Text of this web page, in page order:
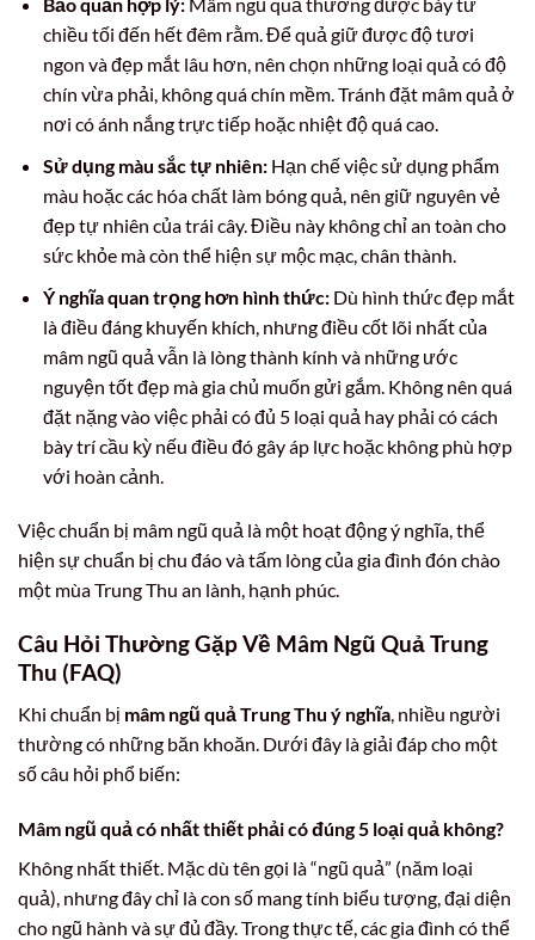
Bảo quản hợp lý:Mâm ngũ quả thường được bày từ
chiều tối đến hết đêm rằm. Để quả giữ được độ tươi
ngon và đẹp mắt lâu hơn, nên chọn những loại quả có độ
chín vừa phải, không quá chín mềm. Tránh đặt mâm quả ở
nơi có ánh nắng trực tiếp hoặc nhiệt độ quá cao.
Sử dụng màu sắc tự nhiên:Hạn chế việc sử dụng phẩm
màu hoặc các hóa chất làm bóng quả, nên giữ nguyên vẻ
đẹp tự nhiên của trái cây. Điều này không chỉ an toàn cho
sức khỏe mà còn thể hiện sự mộc mạc, chân thành.
Ý nghĩa quan trọng hơn hình thức:Dù hình thức đẹp mắt
là điều đáng khuyến khích, nhưng điều cốt lõi nhất của
mâm ngũ quả vẫn là lòng thành kính và những ước
nguyện tốt đẹp mà gia chủ muốn gửi gắm. Không nên quá
đặt nặng vào việc phải có đủ 5 loại quả hay phải có cách
bày trí cầu kỳ nếu điều đó gây áp lực hoặc không phù hợp
với hoàn cảnh.
Việc chuẩn bị mâm ngũ quả là một hoạt động ý nghĩa, thể
hiện sự chuẩn bị chu đáo và tấm lòng của gia đình đón chào
một mùa Trung Thu an lành, hạnh phúc.
Câu Hỏi Thường Gặp Về Mâm Ngũ Quả Trung
Thu (FAQ)
Khi chuẩn bị mâm ngũ quả Trung Thu ý nghĩa , nhiều người
thường có những băn khoăn. Dưới đây là giải đáp cho một
số câu hỏi phổ biến:
Mâm ngũ quả có nhất thiết phải có đúng 5 loại quả không?
Không nhất thiết. Mặc dù tên gọi là “ngũ quả” (năm loại
quả), nhưng đây chỉ là con số mang tính biểu tượng, đại diện
cho ngũ hành và sự đủ đầy. Trong thực tế, các gia đình có thể